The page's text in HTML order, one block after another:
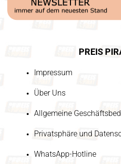
PREIS
Impressum
Über Uns
Allgemeine
Privatsphäre und
WhatsApp-Hotline